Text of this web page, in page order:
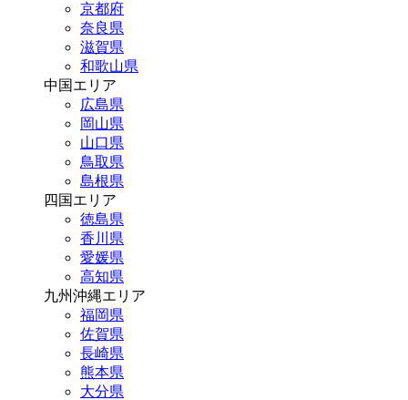
京都府
奈良県
滋賀県
和歌山県
中国エリア
広島県
岡山県
山口県
鳥取県
島根県
四国エリア
徳島県
香川県
愛媛県
高知県
九州沖縄エリア
福岡県
佐賀県
長崎県
熊本県
大分県